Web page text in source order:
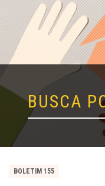
BUSCA
BOLETIM 155